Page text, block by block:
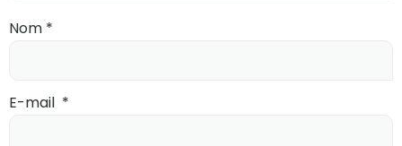
Nom *
E-mail *